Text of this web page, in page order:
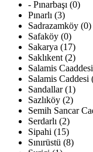
- Pınarbaşı (0)
Pınarlı (3)
Sadrazamköy (0)
Safaköy (0)
Sakarya (17)
Saklıkent (2)
Salamis
Salamis Caddesi
Sandallar (1)
Sazlıköy (2)
Semih Sancar
Serdarlı (2)
Sipahi (15)
Sınırüstü (8)